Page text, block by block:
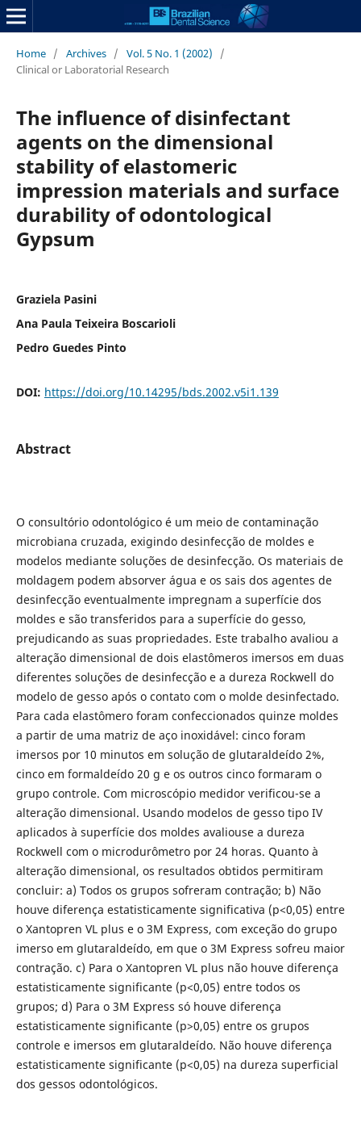
Home / Archives / Vol. 5 No. 1 (2002)
/
Clinical or Laboratorial Research
The influence of disinfectant
agents on the dimensional
stability of elastomeric
impression materials and surface
durability of odontological
Gypsum
Graziela Pasini
Ana Paula Teixeira Boscarioli
Pedro Guedes Pinto
DOI: https://doi.org/10.14295/bds.2002.v5i1.139
Abstract
O consultório odontológico é um meio de contaminação
microbiana cruzada, exigindo desinfecção de moldes e
modelos mediante soluções de desinfecção. Os materiais de
moldagem podem absorver água e os sais dos agentes de
desinfecção eventualmente impregnam a superfície dos
moldes e são transferidos para a superfície do gesso,
prejudicando as suas propriedades. Este trabalho avaliou a
alteração dimensional de dois elastômeros imersos em duas
diferentes soluções de desinfecção e a dureza Rockwell do
modelo de gesso após o contato com o molde desinfectado.
Para cada elastômero foram confeccionados quinze moldes
a partir de uma matriz de aço inoxidável: cinco foram
imersos por 10 minutos em solução de glutaraldeído 2%,
cinco em formaldeído 20 g e os outros cinco formaram o
grupo controle. Com microscópio medidor verificou-se a
alteração dimensional. Usando modelos de gesso tipo IV
aplicados à superfície dos moldes avaliouse a dureza
Rockwell com o microdurômetro por 24 horas. Quanto à
alteração dimensional, os resultados obtidos permitiram
concluir: a) Todos os grupos sofreram contração; b) Não
houve diferença estatisticamente significativa (p<0,05) entre
o Xantopren VL plus e o 3M Express, com exceção do grupo
imerso em glutaraldeído, em que o 3M Express sofreu maior
contração. c) Para o Xantopren VL plus não houve diferença
estatisticamente significante (p<0,05) entre todos os
grupos; d) Para o 3M Express só houve diferença
estatisticamente significante (p>0,05) entre os grupos
controle e imersos em glutaraldeído. Não houve diferença
estatisticamente significante (p<0,05) na dureza superficial
dos gessos odontológicos.